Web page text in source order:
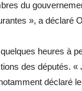
du
», a déclaré
heures à
des députés.
déclaré